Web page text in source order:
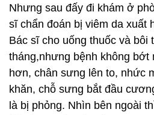
Nhưng sau đấy đi khám ở
sĩ chẩn đoán bị viêm da xuất
Bác sĩ cho uống thuốc và bôi
tháng,nhưng bệnh không bớt
hơn, chân sưng lên to, nhức
khăn, chỗ sưng bắt đầu
là bị phỏng. Nhìn bên ngoài